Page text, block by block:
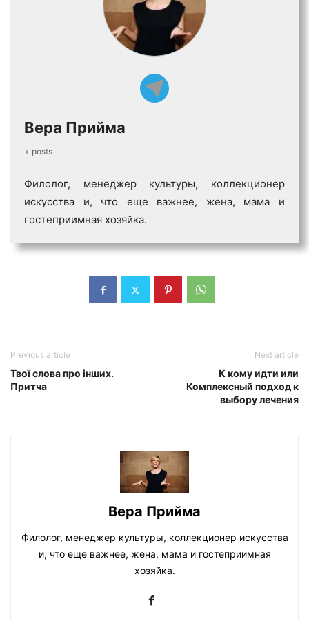
Вера Прийма
+ posts
Филолог, менеджер культуры, коллекционер
искусства и, что еще важнее, жена, мама и
гостеприимная хозяйка.
Previous article
Твої слова про iнших.
Притча
Next article
К кому идти или
Комплексный подход к
выбору лечения
Вера Прийма
Филолог, менеджер культуры, коллекционер искусства
и, что еще важнее, жена, мама и гостеприимная
хозяйка.